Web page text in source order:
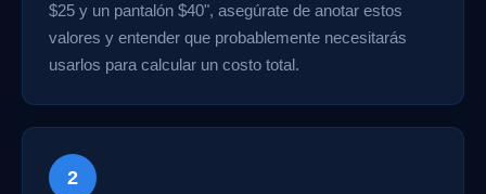
$25 y un pantalón $40", asegúrate de anotar estos
valores y entender que probablemente necesitarás
usarlos para calcular un costo total.
2